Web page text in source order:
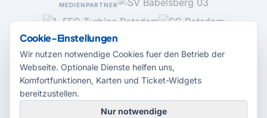
MEDIENPARTNER
Cookie-Einstellungen
Wir nutzen notwendige Cookies fuer den Betrieb der
Webseite. Optionale Dienste helfen uns,
Komfortfunktionen, Karten und Ticket-Widgets
bereitzustellen.
Nur notwendige